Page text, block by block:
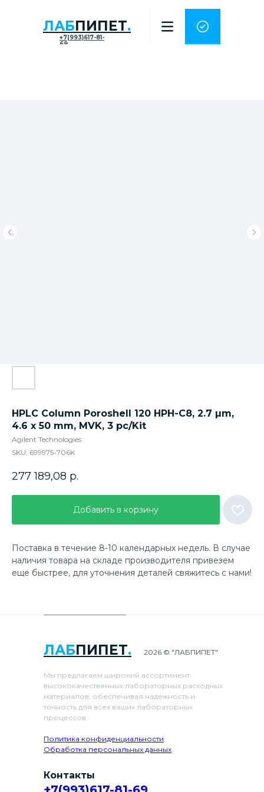
ЛАБПИПЕТ.
+7(993)617-81-
69
HPLC Column Poroshell 120 HPH-C8, 2.7 µm,
4.6 x 50 mm, MVK, 3 pc/Kit
Agilent Technologies
SKU: 699975-706K
277 189,08 р.
Добавить в корзину
Поставка в течение 8-10 календарных недель. В случае
наличия товара на складе производителя привезем
еще быстрее, для уточнения деталей свяжитесь с нами!
ЛАБПИПЕТ.
Мы предлагаем широкий ассортимент
высококачественных лабораторных расходных
материалов, обеспечивая надежность и
точность для всех ваших лабораторных
процессов.
Политика конфиденциальности
Обработка персональных данных
2026 © "ЛАБПИПЕТ"
Контакты